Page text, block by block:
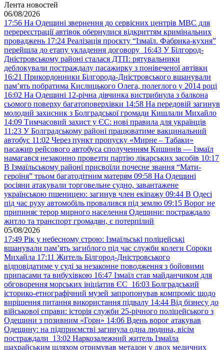
Лента новостей
06/08/2026
17:56 На Одещині звернення до сервісних центрів МВС для
перереєстрації автівок обернулися відкриттям кримінальних
проваджень 17:24 Реалізація проєкту “Ізмаїл. Фабрика-кухня”
перейшла до етапу укладення договору 16:43 У Білгород-
Дністровському районі сталася ДТП: рятувальники
деблокували постраждалу пасажирку з понівеченої автівки
16:21 Прикордонники Білгорода-Дністровського вшанували
пам’ять побратима Кислицького Олега, полеглого у 2014 році
16:02 На Одещині 12-річна дівчинка вистрибнула з балкона
сьомого поверху багатоповерхівки 14:58 На передовій загинув
молодий захисник з Болградської громади Кишлали Михайло
14:09 Тимчасовий захист у ЄС: нові правила для українців
11:23 У Болградському районі працюватиме вакцинальний
автобус 11:02 Через пункт пропуску «Мирне – Табаки»
пасажир рейсового автобуса сполученням Кишинів — Ізмаїл
намагався незаконно провезти партію лікарських засобів 10:17
В Ізмаїльському районі присвоїли почесне звання “Мати-
героїня” трьом багатодітним матерям 09:58 На Одещині
росіяни атакували торговельне судно, завантажене
українською пшеницею: загинув член екіпажу 09:44 В Одесі
під час руху автомобіль провалився під землю 09:15 Ворог не
припиняє терор мирного населення Одещини: постраждало
житло та транспорт громадян, є потерпілий
05/08/2026
17:49 Рік у небесному строю: Ізмаїльські поліцейські
вшанували пам’ять загиблого під час служби колеги Сороки
Михайла 17:11 Житель Білгород-Дністровського
відповідатиме у суді за незаконне поводження з бойовими
припасами та вибухівкою 16:47 Ізмаїл став майданчиком для
обговорення морських ініціатив ЄС 16:03 Болградський
історико-етнографічний музей запропонував компроміс щодо
вирішення питання використання підвалу 14:44 Від бізнесу до
військової справи: історія служби 25-річного поліцейського з
Одещини з позивним «Горн» 14:06 Вдень ворог атакував
Одещину: на підприємстві загинула одна людина, вісім
постраждали 13:02 Наркозалежний житель Ізмаїла
шахрайським шляхом отримував метадон у двох медичних